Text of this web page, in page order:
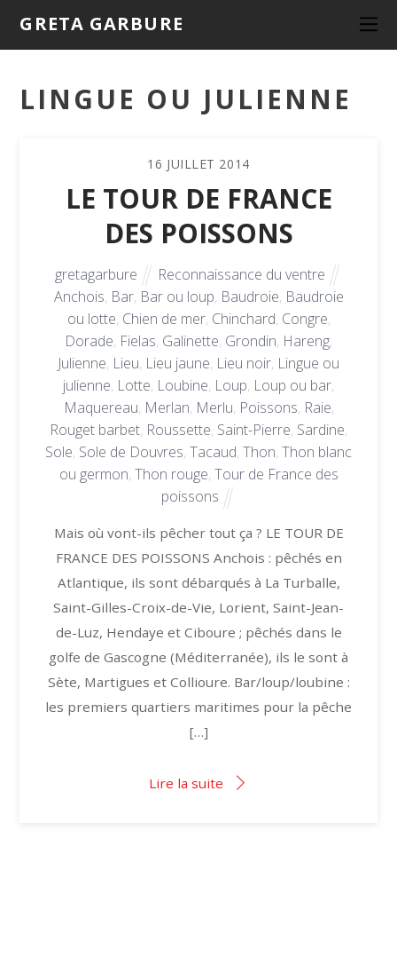
GRETA GARBURE
LINGUE OU JULIENNE
16 JUILLET 2014
LE TOUR DE FRANCE
DES POISSONS
gretagarbure
Reconnaissance du ventre
Anchois, Bar, Bar ou loup, Baudroie, Baudroie
ou lotte, Chien de mer, Chinchard, Congre,
Dorade, Fielas, Galinette, Grondin, Hareng,
Julienne, Lieu, Lieu jaune, Lieu noir, Lingue ou
julienne, Lotte, Loubine, Loup, Loup ou bar,
Maquereau, Merlan, Merlu, Poissons, Raie,
Rouget barbet, Roussette, Saint-Pierre, Sardine,
Sole, Sole de Douvres, Tacaud, Thon, Thon blanc
ou germon, Thon rouge, Tour de France des
poissons
Mais où vont-ils pêcher tout ça ? LE TOUR DE
FRANCE DES POISSONS Anchois : pêchés en
Atlantique, ils sont débarqués à La Turballe,
Saint-Gilles-Croix-de-Vie, Lorient, Saint-Jean-
de-Luz, Hendaye et Ciboure ; pêchés dans le
golfe de Gascogne (Méditerranée), ils le sont à
Sète, Martigues et Collioure. Bar/loup/loubine :
les premiers quartiers maritimes pour la pêche
[…]
Lire la suite